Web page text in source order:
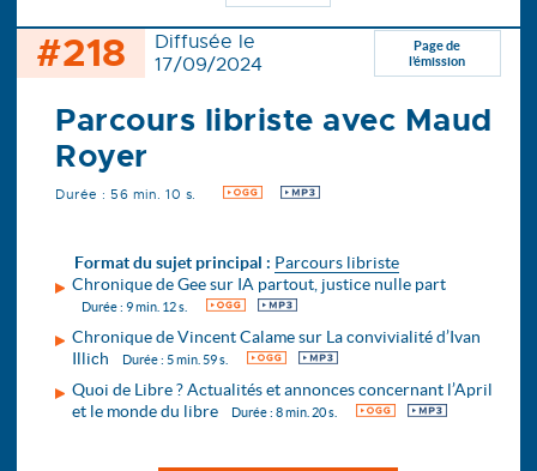
#218
Diffusée le
17/09/2024
Page de
l’émission
Parcours libriste avec Maud
Royer
Durée : 56 min. 10 s. OGG MP3
Format du sujet principal : Parcours libriste
Chronique de Gee sur IA partout, justice nulle part
Durée : 9 min. 12 s. OGG MP3
Chronique de Vincent Calame sur La convivialité d’Ivan
Illich
Durée : 5 min. 59 s. OGG MP3
Quoi de Libre ? Actualités et annonces concernant l’April
et le monde du libre
Durée : 8 min. 20 s. OGG MP3